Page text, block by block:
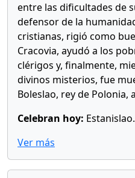
entre las dificultades de
defensor de la
cristianas, rigió como
Cracovia, ayudó a los
clérigos y, finalmente,
divinos misterios, fue
Boleslao, rey de
Celebran hoy: Estanislao.
Ver más